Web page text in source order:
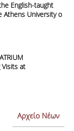
English-taught
Athens University of
Visits at
Αρχείο Νέων